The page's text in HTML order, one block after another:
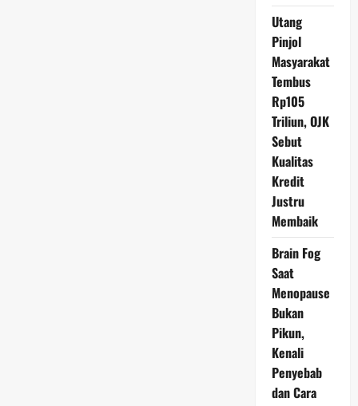
Utang
Pinjol
Masyarakat
Tembus
Rp105
Triliun, OJK
Sebut
Kualitas
Kredit
Justru
Membaik
Brain Fog
Saat
Menopause
Bukan
Pikun,
Kenali
Penyebab
dan Cara